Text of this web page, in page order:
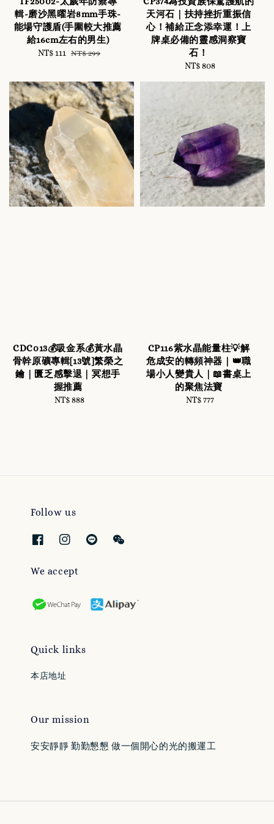
輯-磨沙黑曜岩8mm手珠-
能場守護盾(手圍較大推薦
給16cm左右的男生)
Sale
NT$ 111
Regular
NT$ 299
天河石｜扶持挫折重振信
心！補給正念添幸運！上
牌桌必備的靈感洞察寶
石！
Regular
NT$ 808
CDC013💰吸金系💰黃水晶
骨幹原礦專輯[13號]繁榮之
鑰｜匱乏感擊退｜冥想手
握推薦
Regular
NT$ 888
CP116紫水晶能量柱💡解
危成安的轉頻神器｜👑職
場小人變貴人｜📖書桌上
的聚焦法寶
Regular
NT$ 777
Follow us
We accept
Quick links
本店地址
Our mission
安安靜靜 勤勤懇懇 做一個開心的光的搬運工